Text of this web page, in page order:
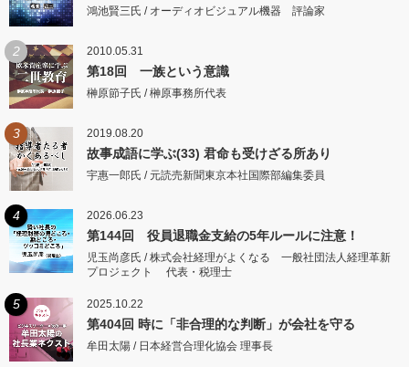
鴻池賢三氏 / オーディオビジュアル機器 評論家
2 2010.05.31
第18回 一族という意識
榊原節子氏 / 榊原事務所代表
3 2019.08.20
故事成語に学ぶ(33) 君命も受けざる所あり
宇惠一郎氏 / 元読売新聞東京本社国際部編集委員
4 2026.06.23
第144回 役員退職金支給の5年ルールに注意！
児玉尚彦氏 / 株式会社経理がよくなる 一般社団法人経理革新
プロジェクト 代表・税理士
5 2025.10.22
第404回 時に「非合理的な判断」が会社を守る
牟田太陽 / 日本経営合理化協会 理事長